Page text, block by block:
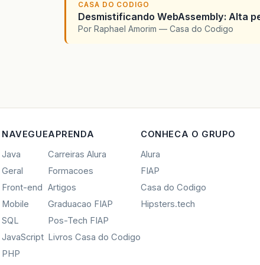
CASA DO CODIGO
Desmistificando WebAssembly: Alta
Por Raphael Amorim — Casa do Codigo
NAVEGUE
Java
Geral
Front-end
Mobile
SQL
JavaScript
PHP
APRENDA
Carreiras Alura
Formacoes
Artigos
Graduacao FIAP
Pos-Tech FIAP
Livros Casa do Codigo
CONHECA O GRUPO
Alura
FIAP
Casa do Codigo
Hipsters.tech